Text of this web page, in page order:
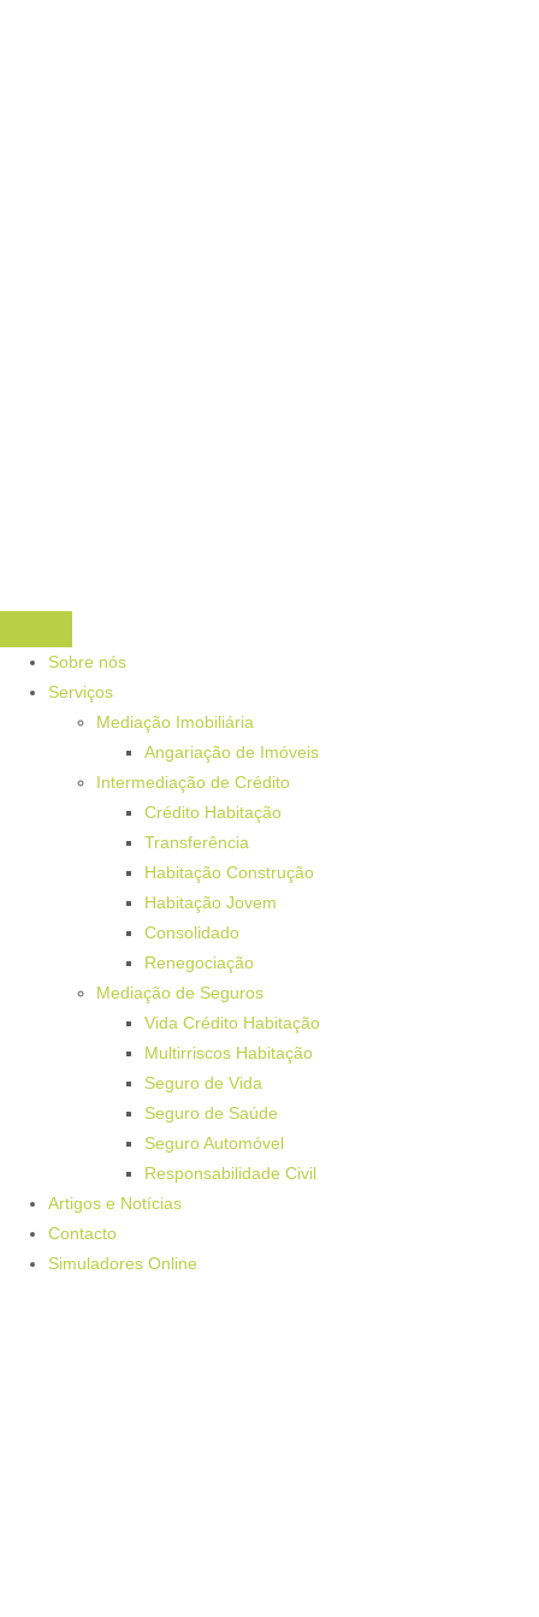
Sobre nós
Serviços
Mediação Imobiliária
Angariação de Imóveis
Intermediação de Crédito
Crédito Habitação
Transferência
Habitação Construção
Habitação Jovem
Consolidado
Renegociação
Mediação de Seguros
Vida Crédito Habitação
Multirriscos Habitação
Seguro de Vida
Seguro de Saúde
Seguro Automóvel
Responsabilidade Civil
Artigos e Notícias
Contacto
Simuladores Online